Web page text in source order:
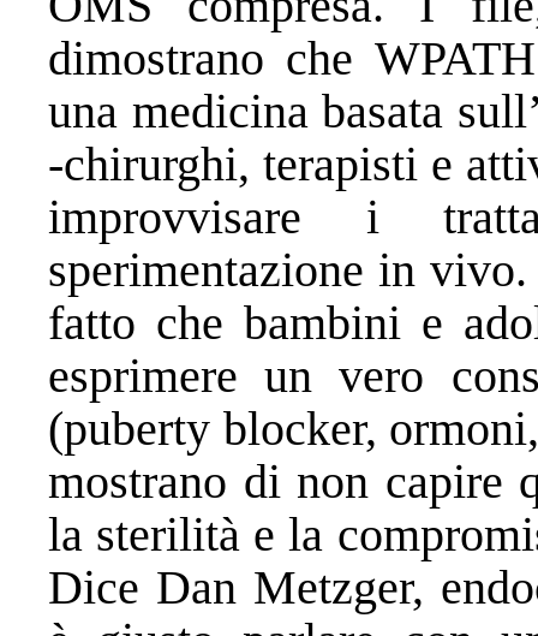
dimostrano che
una medicina basata
-chirurghi, terapisti e
improvvisare i
sperimentazione in
fatto che bambini e
esprimere un vero
(puberty blocker,
mostrano di non capire
la sterilità e la
Dice Dan Metzger,